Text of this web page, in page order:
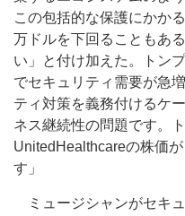
この包括的な保護にかか
万ドルを下回ることもあ
い」と付け加えた。トン
でセキュリティ需要が急
ティ対策を義務付けるケ
ネス継続性の問題です。
UnitedHealthcareの株価
す」
ミュージシャンがセキ